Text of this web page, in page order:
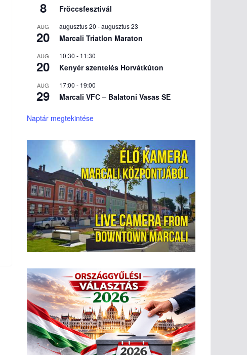
8 Fröccsfesztivál
AUG
20
augusztus 20 -augusztus 23
Marcali Triatlon Maraton
AUG
20
10:30 - 11:30
Kenyér szentelés Horvátkúton
AUG
29
17:00 - 19:00
Marcali VFC – Balatoni Vasas SE
Naptár megtekintése